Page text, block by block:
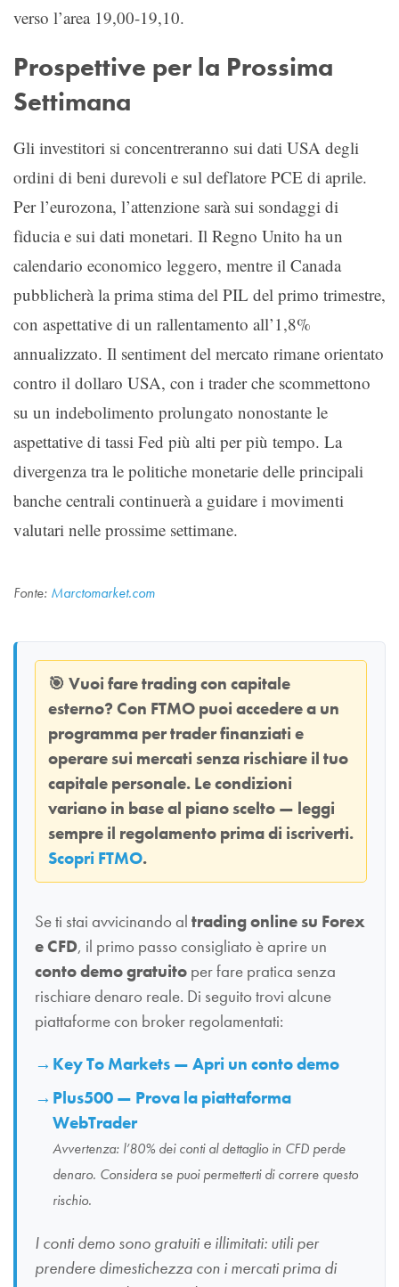
verso l’area 19,00-19,10.
Prospettive per la Prossima
Settimana
Gli investitori si concentreranno sui dati USA degli
ordini di beni durevoli e sul deflatore PCE di aprile.
Per l’eurozona, l’attenzione sarà sui sondaggi di
fiducia e sui dati monetari. Il Regno Unito ha un
calendario economico leggero, mentre il Canada
pubblicherà la prima stima del PIL del primo trimestre,
con aspettative di un rallentamento all’1,8%
annualizzato. Il sentiment del mercato rimane orientato
contro il dollaro USA, con i trader che scommettono
su un indebolimento prolungato nonostante le
aspettative di tassi Fed più alti per più tempo. La
divergenza tra le politiche monetarie delle principali
banche centrali continuerà a guidare i movimenti
valutari nelle prossime settimane.
Fonte: Marctomarket.com
🎯 Vuoi fare trading con capitale
esterno? Con FTMO puoi accedere a un
programma per trader finanziati e
operare sui mercati senza rischiare il tuo
capitale personale. Le condizioni
variano in base al piano scelto — leggi
sempre il regolamento prima di iscriverti.
Scopri FTMO.
Se ti stai avvicinando al trading online su Forex
e CFD, il primo passo consigliato è aprire un
conto demo gratuito per fare pratica senza
rischiare denaro reale. Di seguito trovi alcune
piattaforme con broker regolamentati:
Key To Markets — Apri un conto demo
Plus500 — Prova la piattaforma
WebTrader
Avvertenza: l’80% dei conti al dettaglio in CFD perde
denaro. Considera se puoi permetterti di correre questo
rischio.
I conti demo sono gratuiti e illimitati: utili per
prendere dimestichezza con i mercati prima di